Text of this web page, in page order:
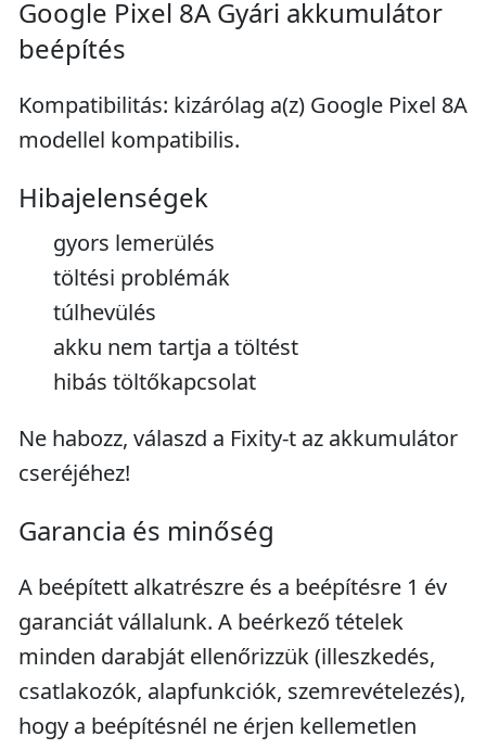
Google Pixel 8A Gyári akkumulátor
beépítés
Kompatibilitás: kizárólag a(z) Google Pixel 8A
modellel kompatibilis.
Hibajelenségek
gyors lemerülés
töltési problémák
túlhevülés
akku nem tartja a töltést
hibás töltőkapcsolat
Ne habozz, válaszd a Fixity-t az akkumulátor
cseréjéhez!
Garancia és minőség
A beépített alkatrészre és a beépítésre 1 év
garanciát vállalunk. A beérkező tételek
minden darabját ellenőrizzük (illeszkedés,
csatlakozók, alapfunkciók, szemrevételezés),
hogy a beépítésnél ne érjen kellemetlen